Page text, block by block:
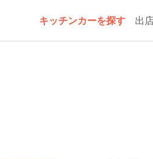
キッチンカーを探す 出